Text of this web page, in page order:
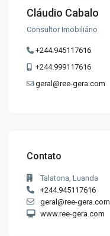
Cláudio Cabalo
Consultor Imobiliário
+244.945117616
+244.999117616
geral@ree-gera.com
Contato
Talatona, Luanda
+244.945117616
geral@ree-gera.com
www.ree-gera.com